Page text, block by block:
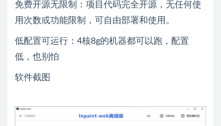
免费开源无限制：项目代码完全开源，无任何使
用次数或功能限制，可自由部署和使用。
低配置可运行：4核8g的机器都可以跑，配置
低，也别怕
软件截图